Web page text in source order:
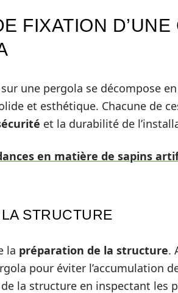
FIXATION
sur une pergola se décompose
et esthétique. Chacune de
et la durabilité de
en matière de sapins
STRUCTURE
la préparation de la structure.
pour éviter l’accumulation
la structure en inspectant les